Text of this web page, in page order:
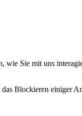
wie Sie mit uns
Blockieren einiger